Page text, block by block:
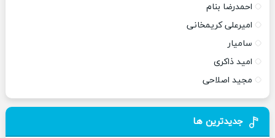
احمدرضا بنام
امیرعلی کریمخانی
سامیار
امید ذاکری
مجید اصلاحی
جدیدترین ها